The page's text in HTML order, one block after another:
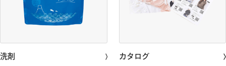
洗剤 カタログ